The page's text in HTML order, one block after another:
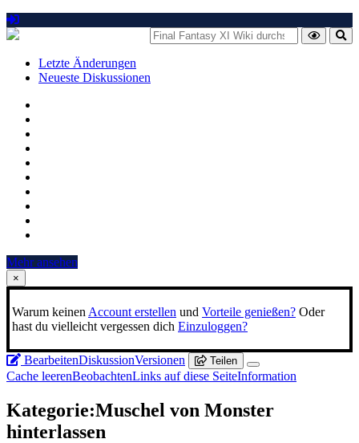
Letzte Änderungen
Neueste Diskussionen
Mehr ansehen
×
Warum keinen Account erstellen und Vorteile genießen? Oder
hast du vielleicht vergessen dich Einzuloggen?
BearbeitenDiskussionVersionen Teilen
Cache leerenBeobachtenLinks auf diese SeiteInformation
Kategorie:Muschel von Monster
hinterlassen